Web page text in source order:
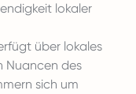
lokaler
über lokales
Nuancen des
sich um